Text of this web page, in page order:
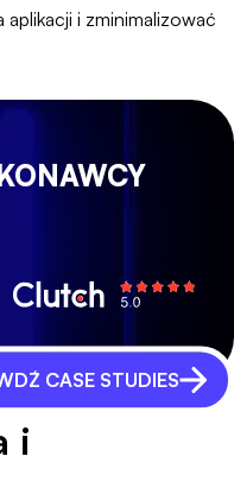
i zminimalizować
CASE STUDIES
i